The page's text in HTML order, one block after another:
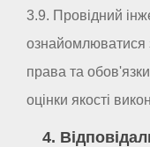
3.9. Провідний
ознайомлюватися
права та
оцінки якості
4.